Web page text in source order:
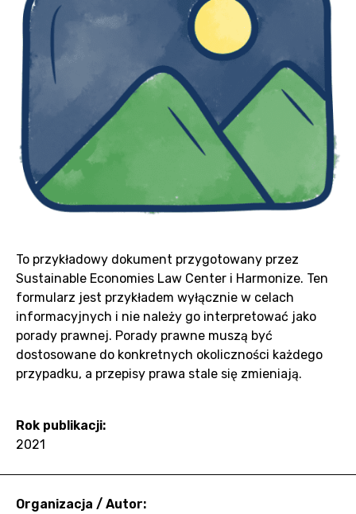
To przykładowy dokument przygotowany przez
Sustainable Economies Law Center i Harmonize. Ten
formularz jest przykładem wyłącznie w celach
informacyjnych i nie należy go interpretować jako
porady prawnej. Porady prawne muszą być
dostosowane do konkretnych okoliczności każdego
przypadku, a przepisy prawa stale się zmieniają.
Rok publikacji:
2021
Organizacja / Autor: